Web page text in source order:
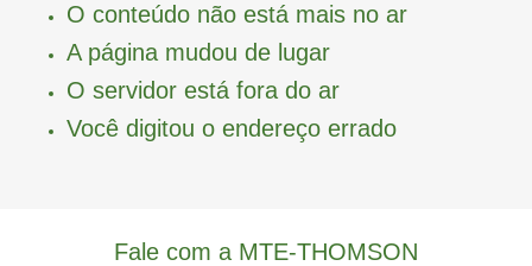
O conteúdo não está mais no ar
A página mudou de lugar
O servidor está fora do ar
Você digitou o endereço errado
Fale com a MTE-THOMSON